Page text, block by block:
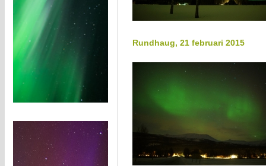
Rundhaug, 21 februari 2015